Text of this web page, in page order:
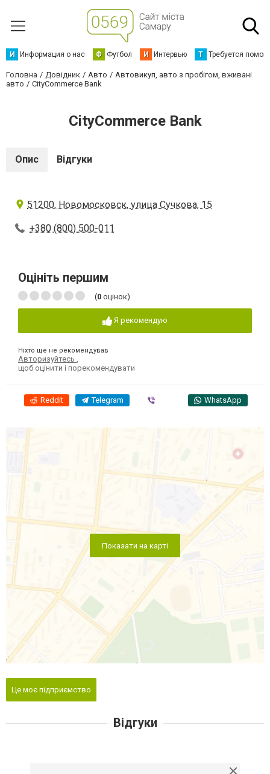
И Информация о нас Ф Футбол И Интервью Т Требуется
Головна Довідник Авто
Автовикуп, авто з пробігом, вживані
авто
CityCommerce Bank
CityCommerce Bank
Опис Відгуки
51200, Новомосковск, улица Сучкова, 15
+380 (800) 500-011
Оцініть першим
(0 оцінок)
Я рекомендую
Ніхто ще не рекомендував
Авторизуйтесь
щоб оцінити і порекомендувати
Reddit Telegram WhatsApp
Показати на карті
Це моє підприємство
Відгуки